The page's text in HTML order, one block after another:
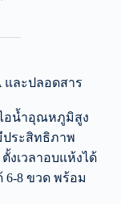
และปลอดสาร
อน้ำอุณหภูมิสูง
ประสิทธิภาพ
งเวลาอบแห้งได้
8 ขวด พร้อม